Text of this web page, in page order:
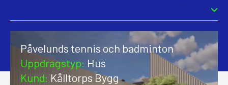
Påvelunds tennis och badminton
Uppdragstyp: Hus
Kund: Kålltorps Bygg